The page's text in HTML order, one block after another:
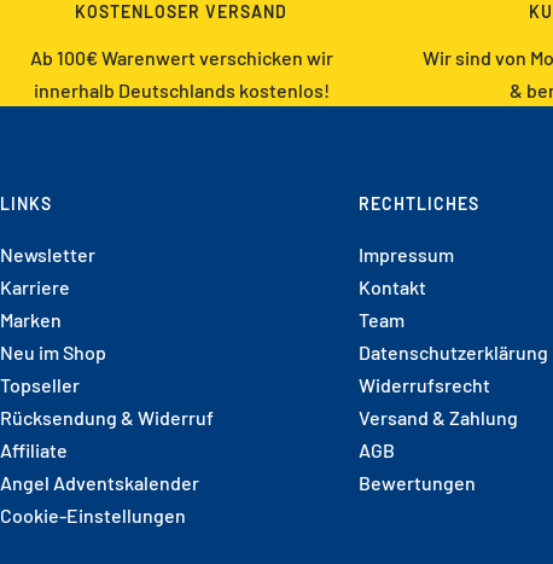
KOSTENLOSER VERSAND
Ab 100€ Warenwert verschicken wir
innerhalb Deutschlands kostenlos!
Wir sind von
&
LINKS
Newsletter
Karriere
Marken
Neu im Shop
Topseller
Rücksendung & Widerruf
Affiliate
Angel Adventskalender
Cookie-Einstellungen
RECHTLICHES
Impressum
Kontakt
Team
Datenschutzerklärung
Widerrufsrecht
Versand & Zahlung
AGB
Bewertungen